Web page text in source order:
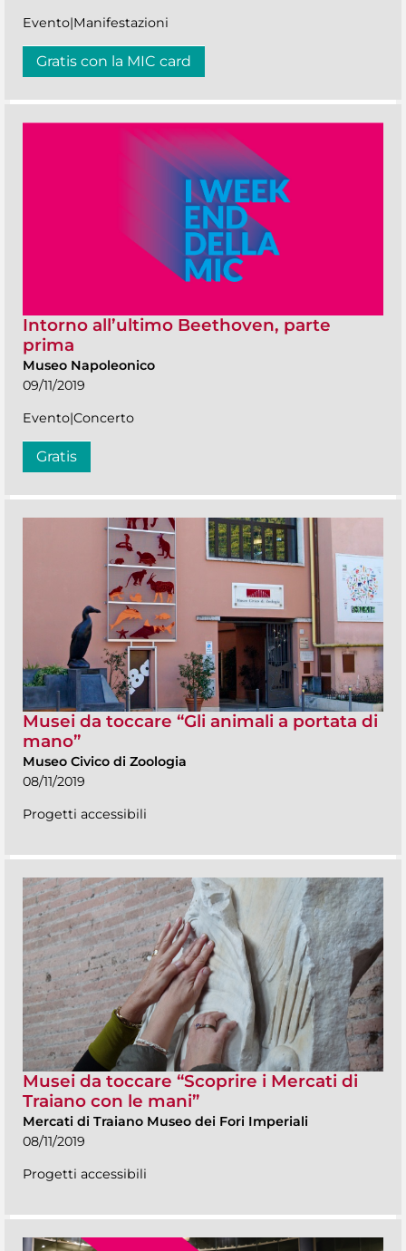
Evento|Manifestazioni
Gratis con la MIC card
Intorno all’ultimo Beethoven, parte
prima
Museo Napoleonico
09/11/2019
Evento|Concerto
Gratis
Musei da toccare “Gli animali a portata di
mano”
Museo Civico di Zoologia
08/11/2019
Progetti accessibili
Musei da toccare “Scoprire i Mercati di
Traiano con le mani”
Mercati di Traiano Museo dei Fori Imperiali
08/11/2019
Progetti accessibili